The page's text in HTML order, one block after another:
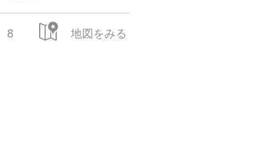
8 地図をみる